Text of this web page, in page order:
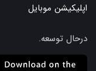
اپلیکیشن موبایل
درحال توسعه.